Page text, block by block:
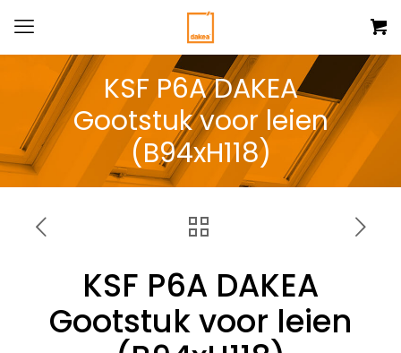
KSF P6A DAKEA
Gootstuk voor leien
(B94xH118)
KSF P6A DAKEA
Gootstuk voor leien